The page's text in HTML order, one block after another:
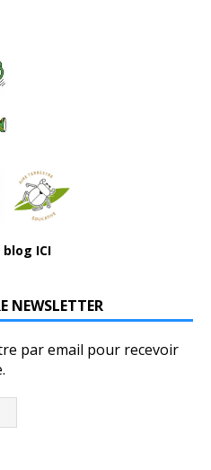
ICI
NEWSLETTER
par email pour recevoir